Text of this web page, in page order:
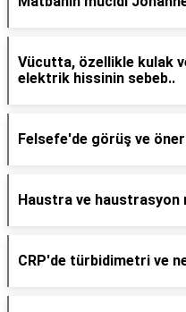
Vücutta, özellikle kulak
elektrik hissinin sebeb..
Felsefe'de görüş ve
Haustra ve haustrasyon
CRP'de türbidimetri ve